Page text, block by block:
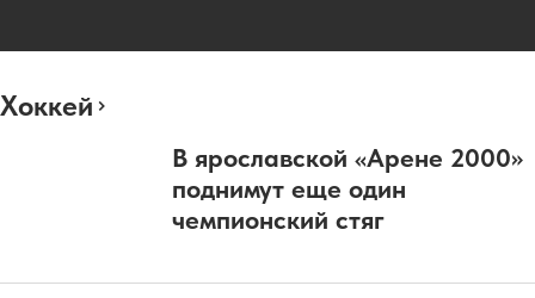
Хоккей
В ярославской «Арене 2000»
поднимут еще один
чемпионский стяг